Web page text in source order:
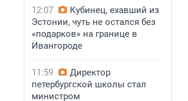
12:07
Кубинец, ехавший из
Эстонии, чуть не остался без
«подарков» на границе в
Ивангороде
11:59
Директор
петербургской школы стал
министром